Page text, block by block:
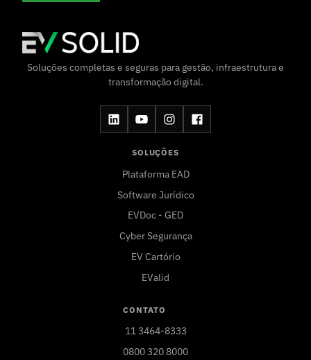
Soluções completas e seguras para gestão, infraestrutura e
transformação digital.
SOLUÇÕES
Plataforma EAD
Software Jurídico
EVDoc - GED
Cyber Segurança
EV Cartório
EValid
CONTATO
11 3464-8333
0800 320 8000